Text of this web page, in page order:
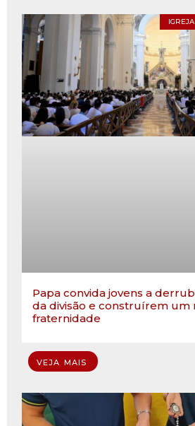
Papa convida jovens a
da divisão e construírem um
fraternidade
VEJA MAIS